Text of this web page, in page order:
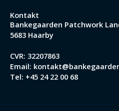
Kontakt
Bankegaarden Patchwork
5683 Haarby
CVR: 32207863
Email:
Tel: +45 24 22 00 68